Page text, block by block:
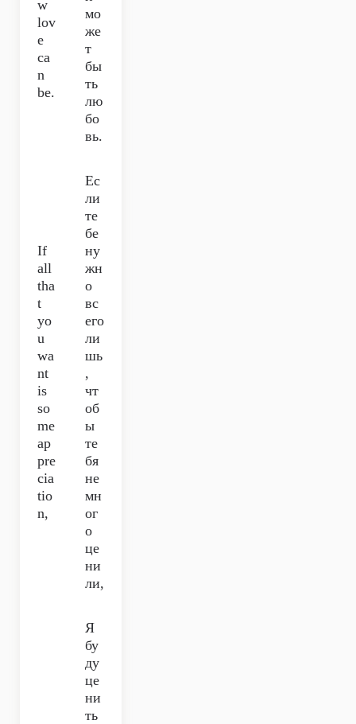
w
lov
e
ca
n
be.
мо
же
т
бы
ть
лю
бо
вь.
If
all
tha
t
yo
u
wa
nt
is
so
me
ap
pre
cia
tio
n,
Ес
ли
те
бе
ну
жн
о
вс
его
ли
шь
,
чт
об
ы
те
бя
не
мн
ог
о
це
ни
ли,
Я
бу
ду
це
ни
ть